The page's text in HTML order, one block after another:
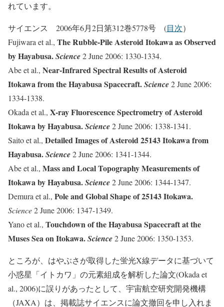
れています。
サイエンス 2006年6月2日第312巻5778号 (目次）
Fujiwara et al., The Rubble-Pile Asteroid Itokawa as Observed
by Hayabusa.Science2 June 2006: 1330-1334.
Abe et al., Near-Infrared Spectral Results of Asteroid
Itokawa from the Hayabusa Spacecraft.Science2 June 2006:
1334-1338.
Okada et al., X-ray Fluorescence Spectrometry of Asteroid
Itokawa by Hayabusa.Science2 June 2006: 1338-1341.
Saito et al., Detailed Images of Asteroid 25143 Itokawa from
Hayabusa.Science2 June 2006: 1341-1344.
Abe et al., Mass and Local Topography Measurements of
Itokawa by Hayabusa.Science2 June 2006: 1344-1347.
Demura et al., Pole and Global Shape of 25143 Itokawa.
Science2 June 2006: 1347-1349.
Yano et al., Touchdown of the Hayabusa Spacecraft at the
Muses Sea on Itokawa.Science2 June 2006: 1350-1353.
ところが、はやぶさが取得した蛍光X線データに基づいて
小惑星「イトカワ」の元素組成を解析した論文(Okada et
al., 2006)に誤りがあったとして、宇宙航空研究開発機構
（JAXA）は、掲載誌サイエンスに論文撤回を申し入れま